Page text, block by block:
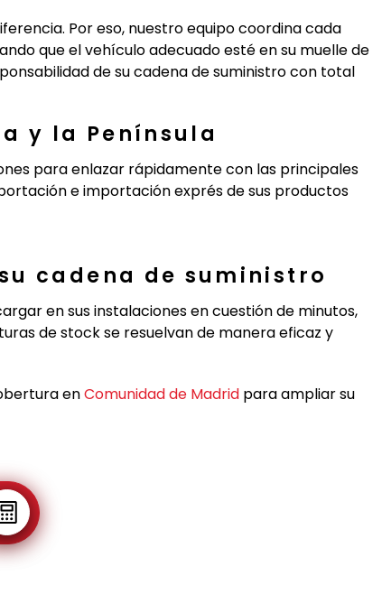
Por eso, nuestro equipo coordina cada
que el vehículo adecuado esté en su muelle de
de su cadena de suministro con total
y la Península
para enlazar rápidamente con las principales
e importación exprés de sus productos
cadena de suministro
en sus instalaciones en cuestión de minutos,
de stock se resuelvan de manera eficaz y
enComunidad de Madrid para ampliar su